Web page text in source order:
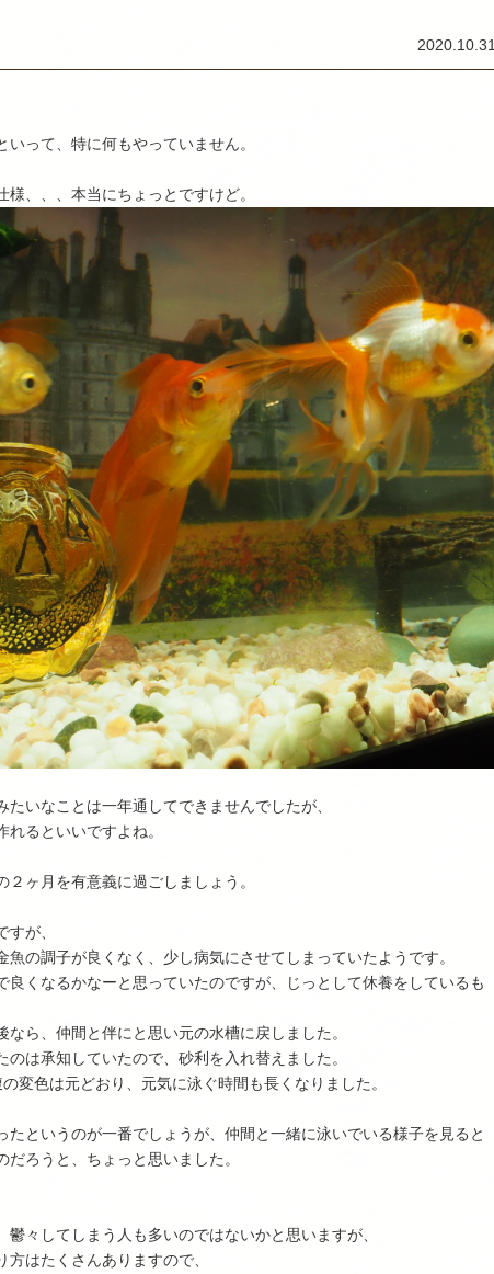
2020.10.31
って、特に何もやっていません。
、、、本当にちょっとですけど。
いなことは一年通してできませんでしたが、
るといいですよね。
ヶ月を有意義に過ごしましょう。
が、
の調子が良くなく、少し病気にさせてしまっていたようです。
良くなるかなーと思っていたのですが、じっとして休養をしているも
ら、仲間と伴にと思い元の水槽に戻しました。
は承知していたので、砂利を入れ替えました。
変色は元どおり、元気に泳ぐ時間も長くなりました。
というのが一番でしょうが、仲間と一緒に泳いでいる様子を見ると
ろうと、ちょっと思いました。
々してしまう人も多いのではないかと思いますが、
はたくさんありますので、